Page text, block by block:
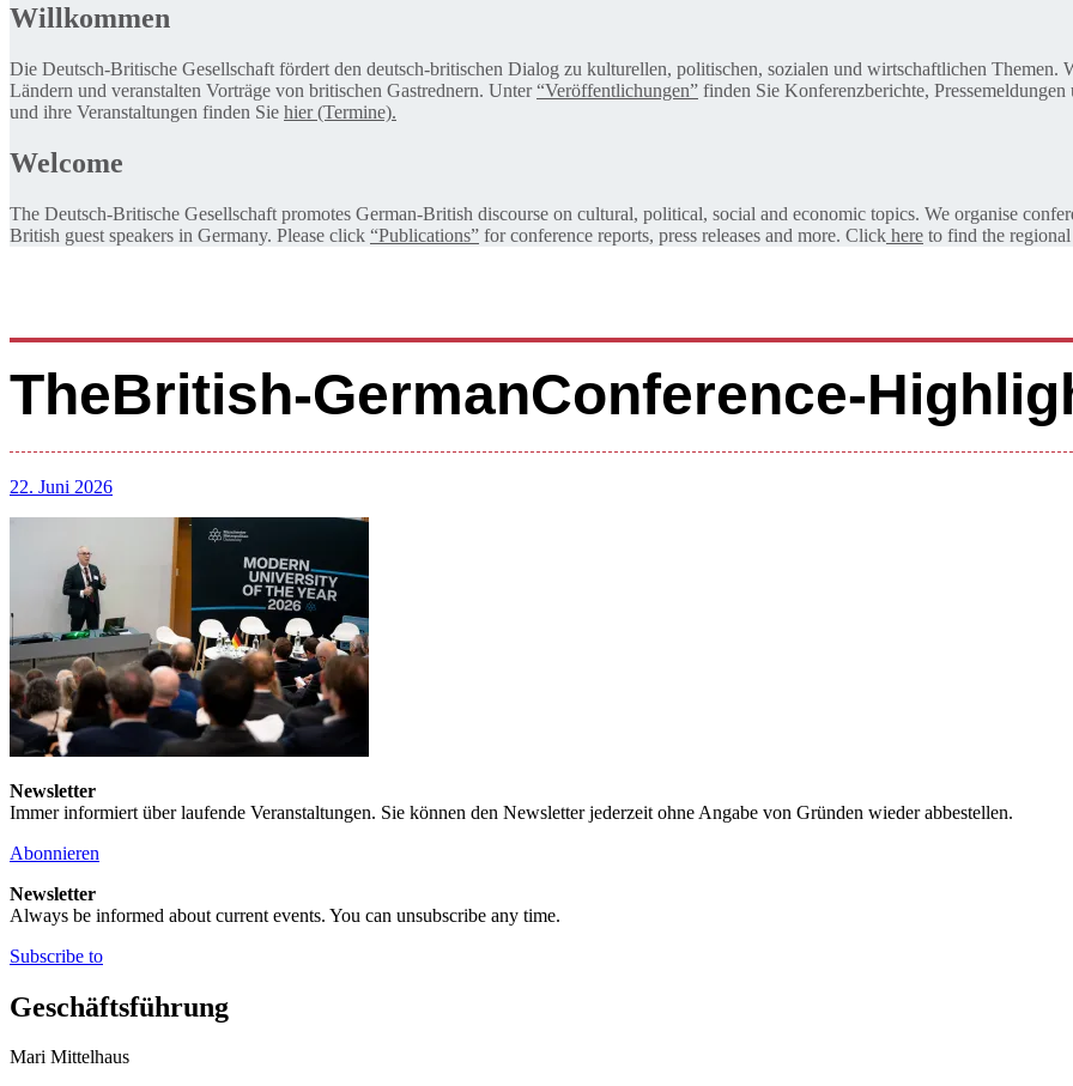
Willkommen
Die Deutsch-Britische Gesellschaft fördert den deutsch-britischen Dialog zu kulturellen, politischen, sozialen und wirtschaftlichen Themen.
Ländern und veranstalten Vorträge von britischen Gastrednern. Unter“Veröffentlichungen” finden Sie Konferenzberichte,
und ihre Veranstaltungen finden Sie hier (Termine).
Welcome
The Deutsch-Britische Gesellschaft promotes German-British discourse on cultural, political, social and economic topics. We organise
British guest speakers in Germany. Please click “Publications” for conference reports, press releases and more. Click here to find the
TheBritish-GermanConference-
22. Juni 2026
Newsletter
Immer informiert über laufende Veranstaltungen. Sie können den Newsletter jederzeit ohne Angabe von Gründen wieder abbestellen.
Abonnieren
Newsletter
Always be informed about current events. You can unsubscribe any time.
Subscribe to
Geschäftsführung
Mari Mittelhaus